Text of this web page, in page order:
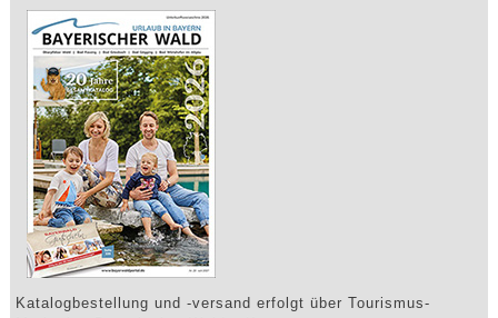
Katalogbestellung und -versand erfolgt über Tourismus-